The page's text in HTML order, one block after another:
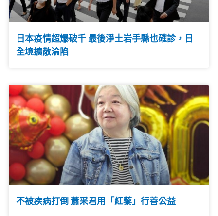
日本疫情超爆破千 最後淨土岩手縣也確診，日
全境擴散淪陷
不被疾病打倒 蕭采君用「紅藜」行善公益